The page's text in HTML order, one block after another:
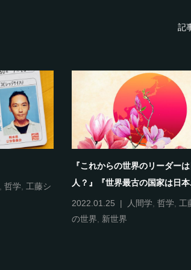
記
哲学, 工藤シ
『これからの世界のリーダー
人？』『世界最古の国家は日
2022.01.25 人間学, 哲学, 工
の世界
新世界